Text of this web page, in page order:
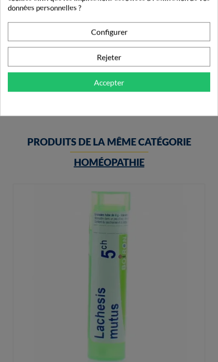
Boiron Baudry Pâtes À Sucer
8,08 €
PRODUITS DE LA MÊME CATÉGORIE
HOMÉOPATHIE
données personnelles ?
Configurer
Rejeter
Accepter